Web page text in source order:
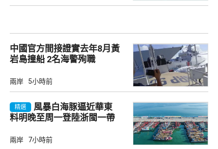
中國官方間接證實去年8月黃
岩島撞船 2名海警殉職
兩岸 5小時前
精選
風暴白海豚逼近華東
料明晚至周一登陸浙閩一帶
兩岸 7小時前